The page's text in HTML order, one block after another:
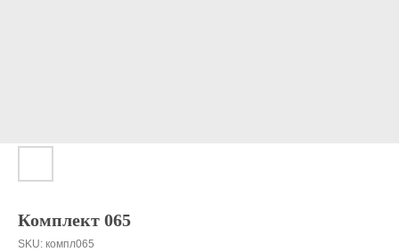
Комплект 065
SKU: компл065